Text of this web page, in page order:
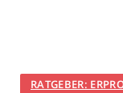
RATGEBER: